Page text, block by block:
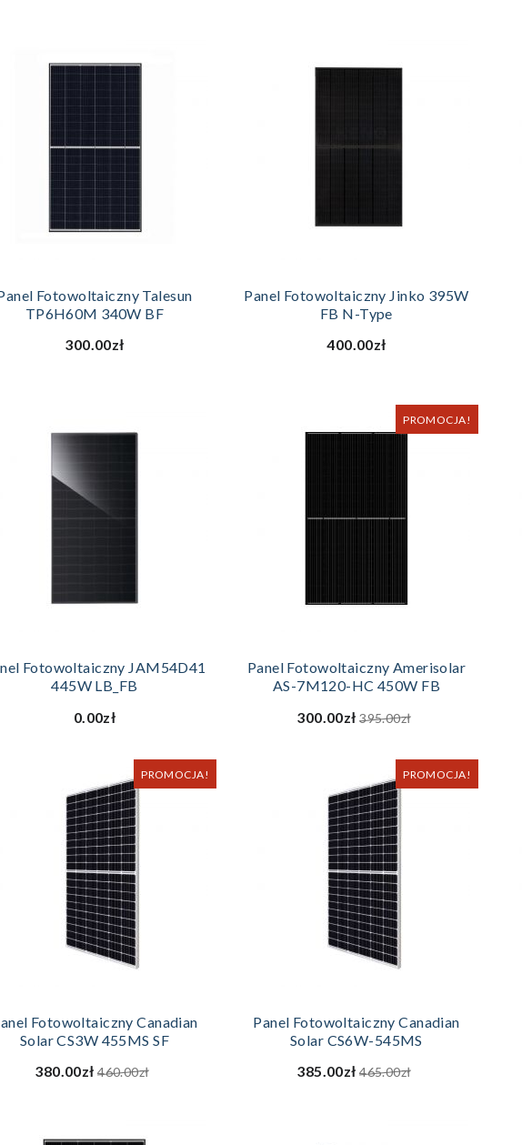
Fotowoltaiczny Talesun
TP6H60M 340W BF
300.00zł
Panel Fotowoltaiczny Jinko 395W
FB N-Type
400.00zł
Fotowoltaiczny JAM54D41
445W LB_FB
0.00zł
PROMOCJA!
Panel Fotowoltaiczny Amerisolar
AS-7M120-HC 450W FB
300.00zł 395.00zł
PROMOCJA!
Fotowoltaiczny Canadian
Solar CS3W 455MS SF
380.00zł 460.00zł
PROMOCJA!
Panel Fotowoltaiczny Canadian
Solar CS6W-545MS
385.00zł 465.00zł